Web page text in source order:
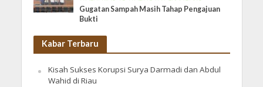
Gugatan Sampah Masih Tahap Pengajuan
Bukti
Kabar Terbaru
Kisah Sukses Korupsi Surya Darmadi dan Abdul
Wahid di Riau